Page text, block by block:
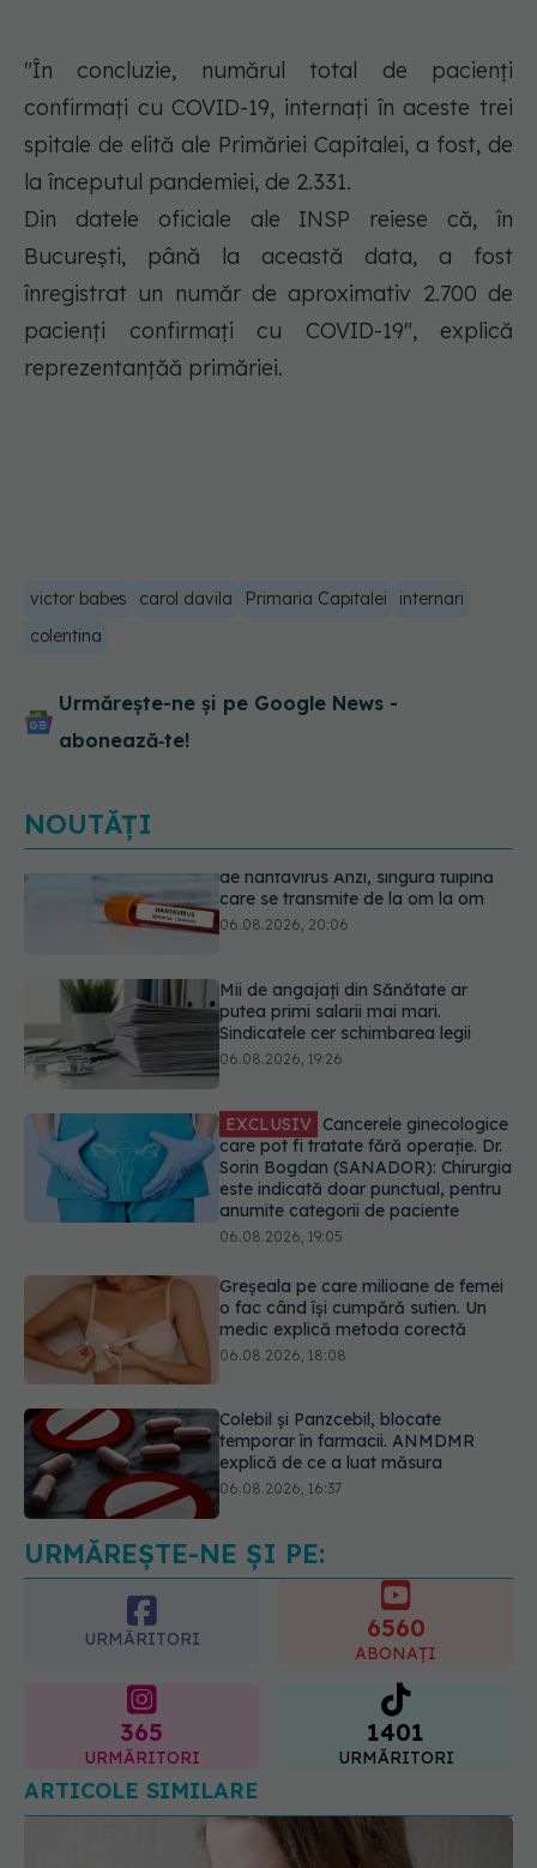
"În concluzie, numărul total de pacienți
confirmați cu COVID-19, internați în aceste trei
spitale de elită ale Primăriei Capitalei, a fost, de
la începutul pandemiei, de 2.331.
Din datele oficiale ale INSP reiese că, în
București, până la această data, a fost
înregistrat un număr de aproximativ 2.700 de
pacienți confirmați cu COVID-19", explică
reprezentanțăă primăriei.
victor babes carol davila Primaria Capitalei
internari
colentina
Urmărește-ne și pe Google News -
abonează‑te!
NOUTĂȚI
Mii de angajați din Sănătate ar
putea primi salarii mai mari.
EXCLUSIV Cancerele ginecologice
care pot fi tratate fără operație. Dr.
este indicată doar punctual, pentru
anumite categorii de paciente
06.08.2026, 19:05
Greșeala pe care milioane de femei
o fac când își cumpără sutien. Un
medic explică metoda corectă
Colebil și Panzcebil, blocate
temporar în farmacii. ANMDMR
06.08.2026, 16:37
Alertă în Europa după un nou caz
de hantavirus Anzi, singura tulpină
06.08.2026, 20:06
URMĂREȘTE-NE ȘI PE:
URMĂRITORI 6560
ABONAȚI
365
URMĂRITORI
1401
URMĂRITORI
ARTICOLE SIMILARE